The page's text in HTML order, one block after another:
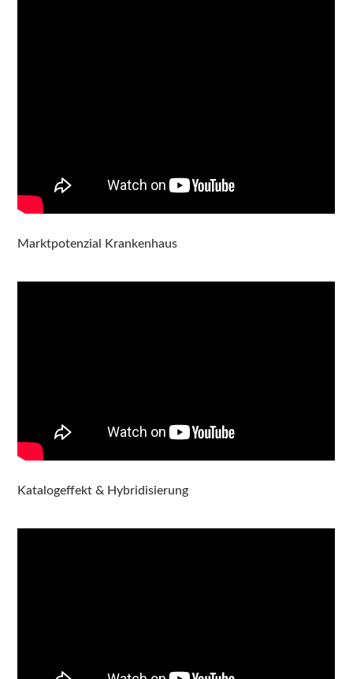
Marktpotenzial Krankenhaus
Katalogeffekt & Hybridisierung